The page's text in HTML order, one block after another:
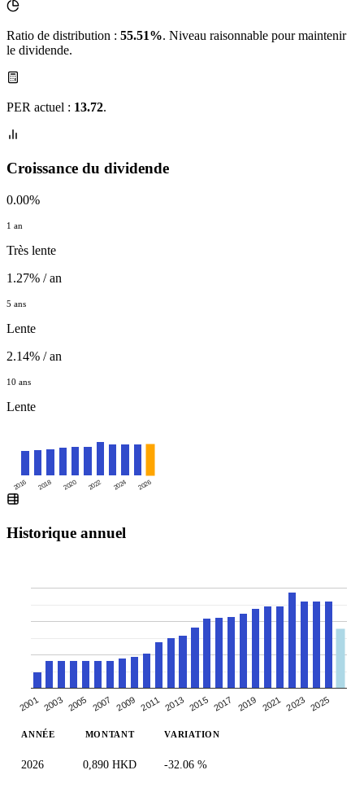
Ratio de distribution : 55.51%. Niveau raisonnable pour maintenir
le dividende.
PER actuel : 13.72.
Croissance du dividende
0.00%
1 an
Très lente
1.27% / an
5 ans
Lente
2.14% / an
10 ans
Lente
2016 2018 2020 2022 2024 2026
Historique annuel
2001 2003 2005 2007 2009 2011 2013 2015 2017 2019 2021 2023 2025
ANNÉE MONTANT VARIATION
2026 0,890 HKD -32.06 %